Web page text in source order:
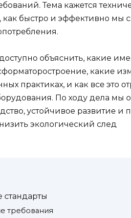
Тема кажется
как быстро и эффективно мы
объяснить, какие
какие
практиках, и как все это
По ходу дела мы
устойчивое развитие и
экологический след
стандарты
требования